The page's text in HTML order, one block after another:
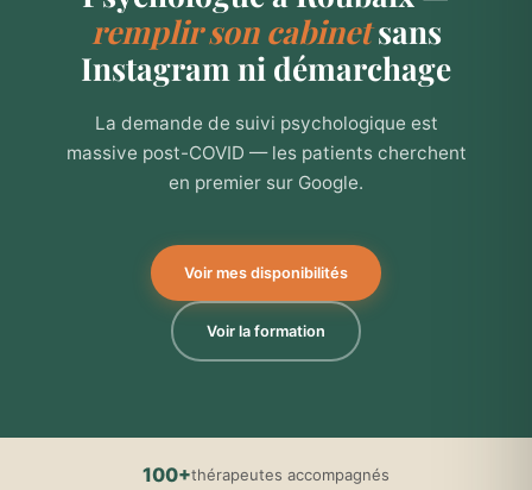
remplir son cabinetsans
Instagram ni démarchage
La demande de suivi psychologique est
massive post-COVID — les patients cherchent
en premier sur Google.
Voir mes disponibilités
Voir la formation
100+thérapeutes accompagnés